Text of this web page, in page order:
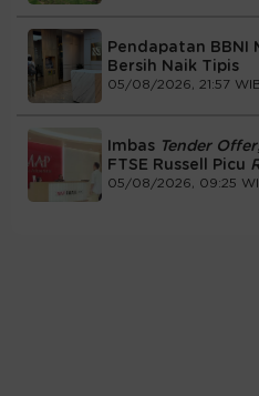
Pendapatan BBNI
Bersih Naik Tipis
05/08/2026, 21:57
Imbas Tender Offer
FTSE Russell Picu
05/08/2026, 09:25